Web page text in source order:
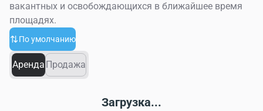
вакантных и освобождающихся в ближайшее время
площадях.
По умолчанию
Аренда Продажа
Загрузка...